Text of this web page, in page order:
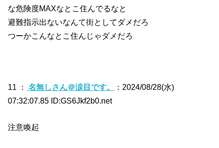
な危険度MAXなとこ住んでるなと
避難指示出ないなんて街としてダメだろ
つーかこんなとこ住んじゃダメだろ
11 ： 名無しさん＠涙目です。
：2024/08/28(水)
07:32:07.85 ID:GS6Jkf2b0.net
注意喚起